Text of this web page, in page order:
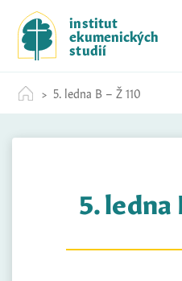
c
institut
ekumenických
studií
5. ledna B – Ž 110
5. ledna